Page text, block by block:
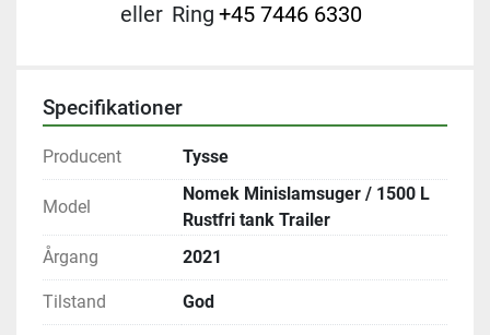
eller Ring +45 7446 6330
Specifikationer
Producent Tysse
Model
Nomek Minislamsuger / 1500 L
Rustfri tank Trailer
Årgang
2021
Tilstand God